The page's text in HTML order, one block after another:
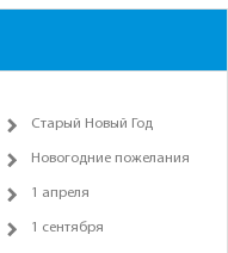
Старый Новый Год
Новогодние пожелания
1 апреля
1 сентября